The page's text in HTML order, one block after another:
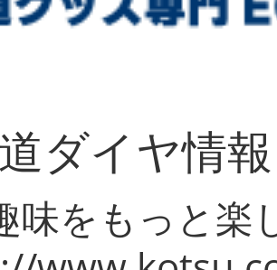
ダイヤ情
味をもっと楽